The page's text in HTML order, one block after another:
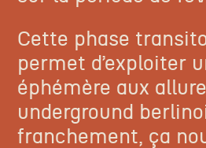
Cette phase
permet d’exploiter
éphémère aux
underground
franchement, ça